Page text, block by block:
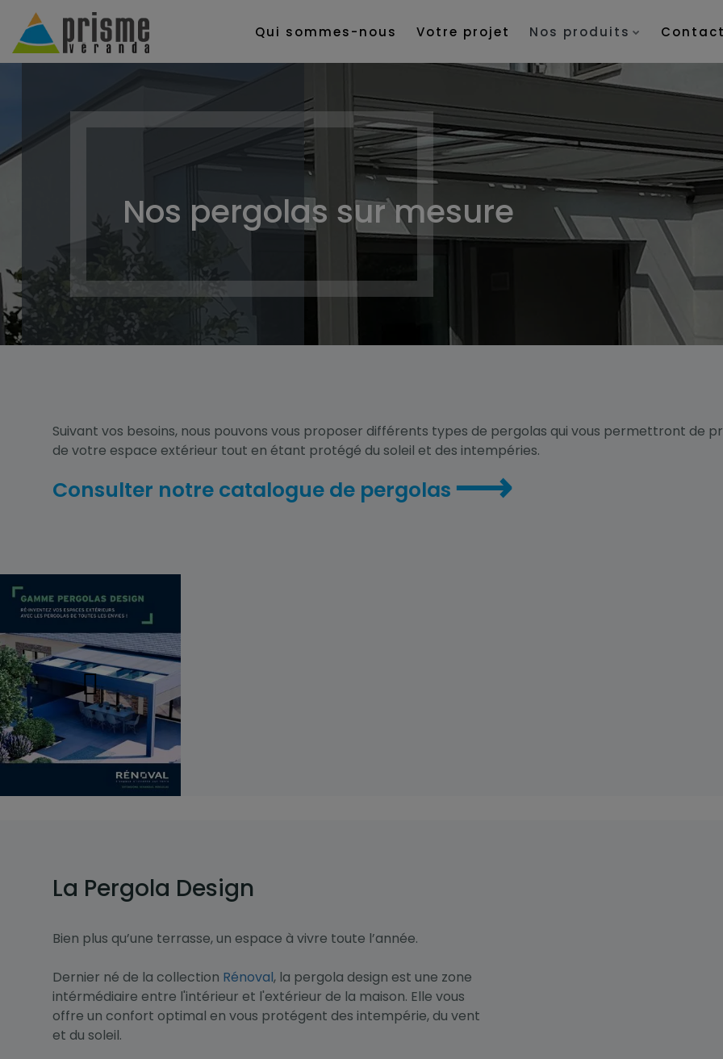
Qui sommes-nous Votre projet Nos produits Contact
Nos pergolas sur mesure
Suivant vos besoins, nous pouvons vous proposer différents types de pergolas qui vous permettront de
de votre espace extérieur tout en étant protégé du soleil et des intempéries.
Consulter notre catalogue de pergolas ⟶
La Pergola Design
Bien plus qu’une terrasse, un espace à vivre toute l’année.
Dernier né de la collection Rénoval, la pergola design est une zone
intérmédiaire entre l'intérieur et l'extérieur de la maison. Elle vous
offre un confort optimal en vous protégent des intempérie, du vent
et du soleil.